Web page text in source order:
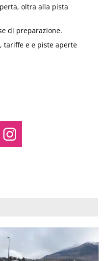
oltra alla pista
di preparazione.
tariffe e e piste aperte